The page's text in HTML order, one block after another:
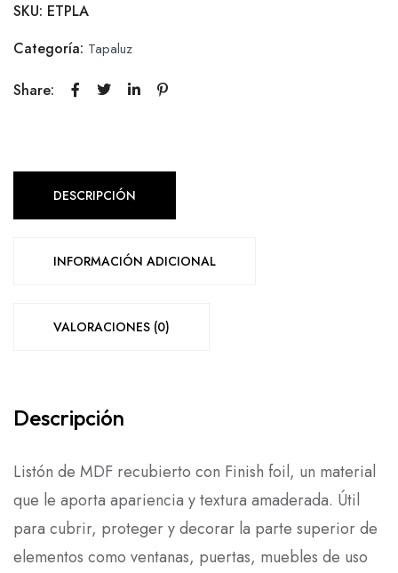
SKU: ETPLA
Categoría: Tapaluz
Share:
DESCRIPCIÓN
INFORMACIÓN ADICIONAL
VALORACIONES (0)
Descripción
Listón de MDF recubierto con Finish foil, un material
que le aporta apariencia y textura amaderada. Útil
para cubrir, proteger y decorar la parte superior de
elementos como ventanas, puertas, muebles de uso
LEER